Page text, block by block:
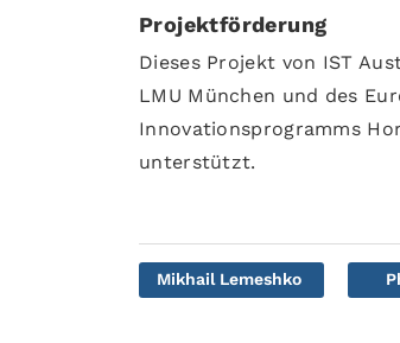
Projektförderung
Dieses Projekt von IST
LMU München und des
Innovationsprogramms
unterstützt.
Mikhail Lemeshko